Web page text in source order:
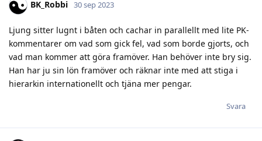
BK_Robbi 30 sep 2023
Ljung sitter lugnt i båten och cachar in parallellt med lite PK-
kommentarer om vad som gick fel, vad som borde gjorts, och
vad man kommer att göra framöver. Han behöver inte bry sig.
Han har ju sin lön framöver och räknar inte med att stiga i
hierarkin internationellt och tjäna mer pengar.
Svara